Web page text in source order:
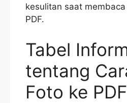
kesulitan saat
PDF.
Tabel
tentang
Foto ke PDF